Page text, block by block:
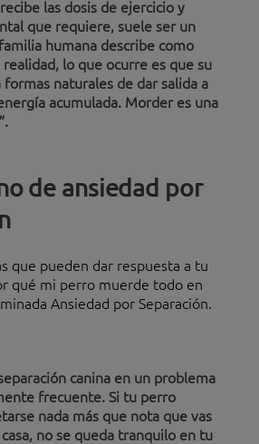
las dosis de ejercicio y
que requiere, suele ser un
humana describe como
lo que ocurre es que su
formas naturales de dar salida a
acumulada. Morder es una
de ansiedad por
que pueden dar respuesta a tu
qué mi perro muerde todo en
Ansiedad por Separación.
canina en un problema
frecuente. Si tu perro
nada más que nota que vas
no se queda tranquilo en tu